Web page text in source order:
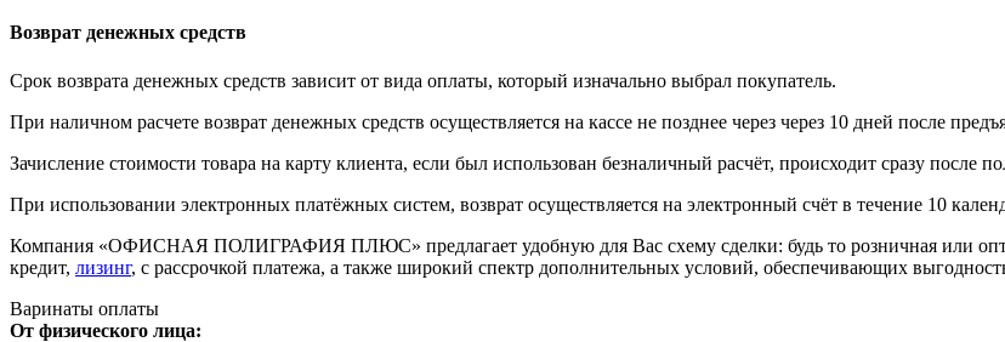
Возврат денежных средств
Срок возврата денежных средств зависит от вида оплаты, который изначально выбрал покупатель.
При наличном расчете возврат денежных средств осуществляется на кассе не позднее через через 10 дней после
Зачисление стоимости товара на карту клиента, если был использован безналичный расчёт, происходит сразу после
При использовании электронных платёжных систем, возврат осуществляется на электронный счёт в течение 10
Компания «ОФИСНАЯ ПОЛИГРАФИЯ ПЛЮС» предлагает удобную для Вас схему сделки: будь то розничная или
кредит, лизинг, с рассрочкой платежа, а также широкий спектр дополнительных условий, обеспечивающих
Варинаты оплаты
От физического лица: